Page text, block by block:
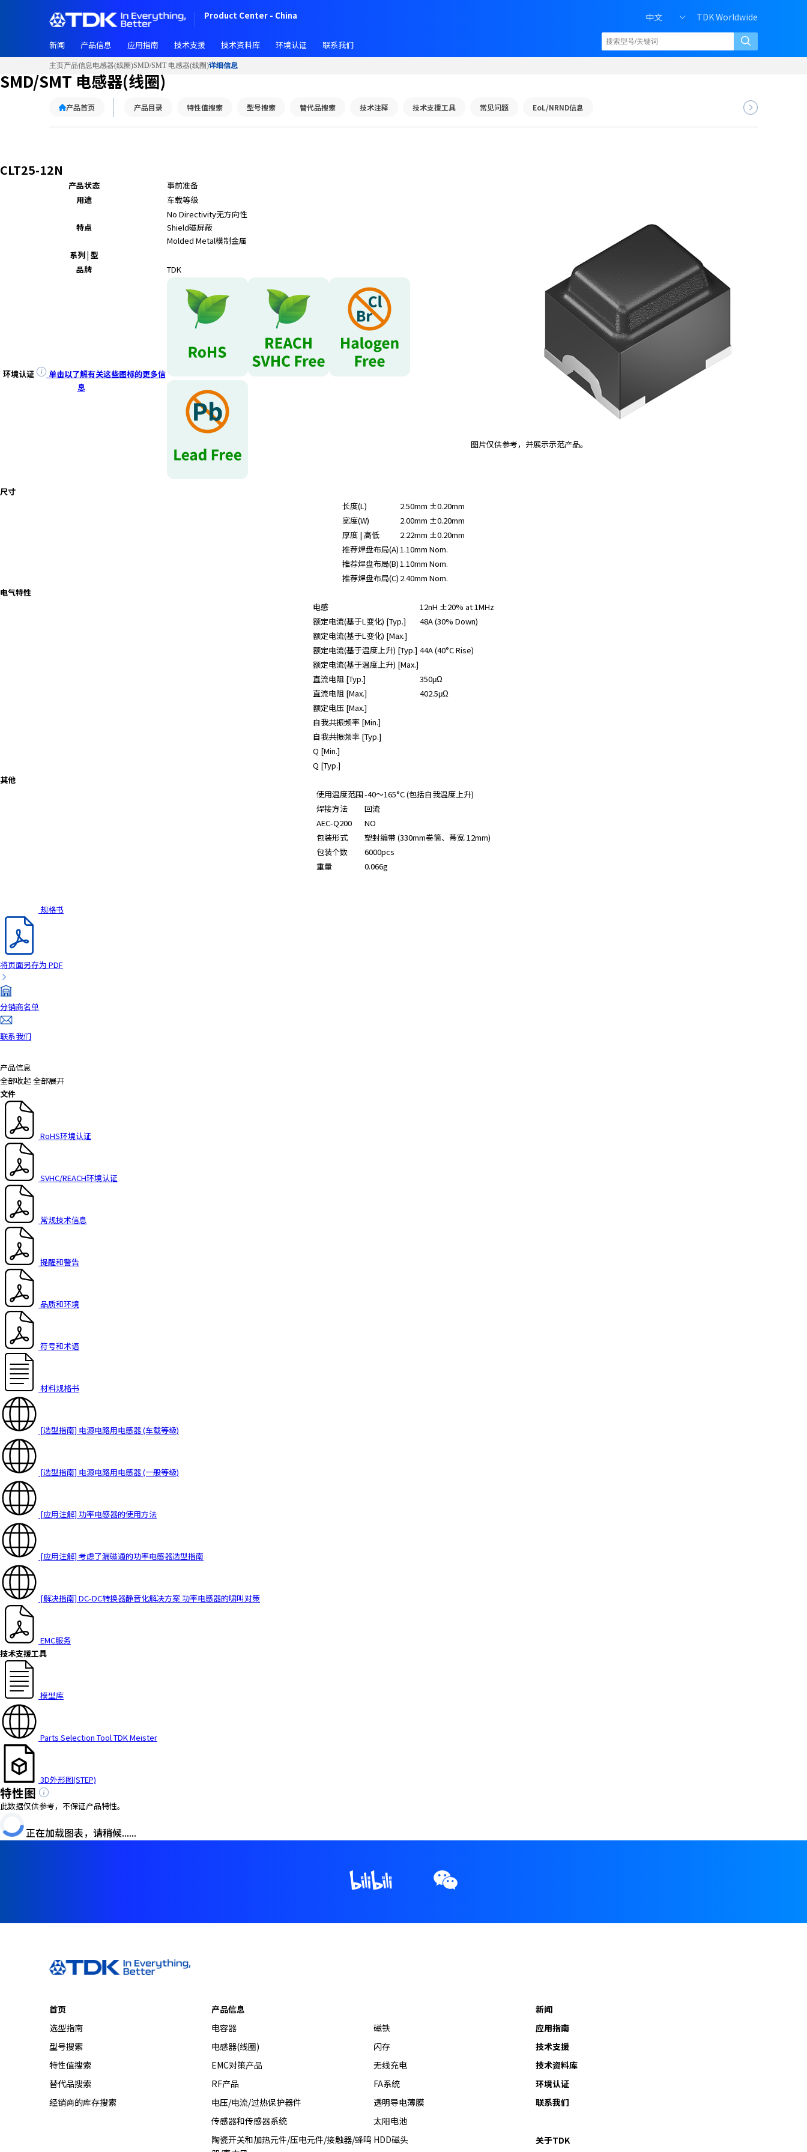
Product Center - China 中文 TDK Worldwide
新闻 产品信息 应用指南 技术支援 技术资料库 环境认证 联系我们
主页产品信息电感器(线圈)SMD/SMT 电感器(线圈)详细信息
SMD/SMT 电感器(线圈)
产品首页 产品目录 特性值搜索 型号搜索 替代品搜索 技术注释 技术支援工具 常见问题 EoL/NRND信息
CLT25-12N
产品状态
事前准备
用途
车载等级
特点
No Directivity无方向性
Shield磁屏蔽
Molded Metal模制金属
系列 | 型
品牌
TDK
环境认证
单击以了解有关这些图标的更多信
息
图片仅供参考，并展示示范产品。
尺寸
长度(L)
2.50mm ±0.20mm
宽度(W)
2.00mm ±0.20mm
厚度 | 高低
2.22mm ±0.20mm
推荐焊盘布局(A)1.10mm Nom.
推荐焊盘布局(B)1.10mm Nom.
推荐焊盘布局(C) 2.40mm Nom.
电气特性
电感
12nH ±20% at 1MHz
额定电流(基于L变化) [Typ.]
48A (30% Down)
额定电流(基于L变化) [Max.]
额定电流(基于温度上升) [Typ.] 44A (40°C Rise)
额定电流(基于温度上升) [Max.]
直流电阻 [Typ.]
350μΩ
直流电阻 [Max.]
402.5μΩ
额定电压 [Max.]
自我共振频率 [Min.]
自我共振频率 [Typ.]
Q [Min.]
Q [Typ.]
其他
使用温度范围-40～165°C (包括自我温度上升)
焊接方法
回流
AEC-Q200
NO
包装形式
塑封编带 (330mm卷筒、帯宽 12mm)
包装个数
6000pcs
重量
0.066g
规格书
将页面另存为 PDF
分销商名单
联系我们
产品信息
全部收起 全部展开
文件
RoHS环境认证
SVHC/REACH环境认证
常规技术信息
提醒和警告
品质和环境
符号和术语
材料规格书
[选型指南] 电源电路用电感器 (车载等级)
[选型指南] 电源电路用电感器 (一般等级)
[应用注解] 功率电感器的使用方法
[应用注解] 考虑了漏磁通的功率电感器选型指南
[解决指南] DC-DC转换器静音化解决方案 功率电感器的啸叫对策
EMC服务
技术支援工具
模型库
Parts Selection Tool TDK Meister
3D外形图(STEP)
特性图
此数据仅供参考，不保证产品特性。
正在加载图表，请稍候......
首页
选型指南
型号搜索
特性值搜索
替代品搜索
经销商的库存搜索
产品信息
电容器
电感器(线圈)
EMC对策产品
RF产品
电压/电流/过热保护器件
传感器和传感器系统
陶瓷开关和加热元件/压电元件/接触器/蜂鸣
磁铁
闪存
无线充电
FA系统
透明导电薄膜
太阳电池
HDD磁头
新闻
应用指南
技术支援
技术资料库
环境认证
联系我们
关于TDK